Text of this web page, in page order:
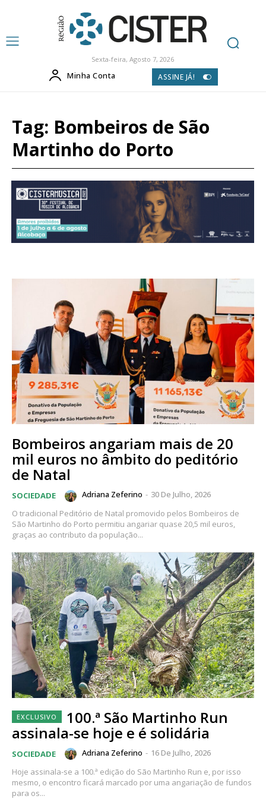
Sexta-feira, Agosto 7, 2026
Minha Conta ASSINE JÁ!
Tag: Bombeiros de São
Martinho do Porto
Bombeiros angariam mais de 20
mil euros no âmbito do peditório
de Natal
SOCIEDADE Adriana Zeferino - 30 De Julho, 2026
O tradicional Peditório de Natal promovido pelos Bombeiros de
São Martinho do Porto permitiu angariar quase 20,5 mil euros,
graças ao contributo da população...
100.ª São Martinho Run
assinala-se hoje e é solidária
SOCIEDADE Adriana Zeferino - 16 De Julho, 2026
Hoje assinala-se a 100.ª edição do São Martinho Run e, por isso
mesmo, o encontro ficará marcado por uma angariação de fundos
para os...